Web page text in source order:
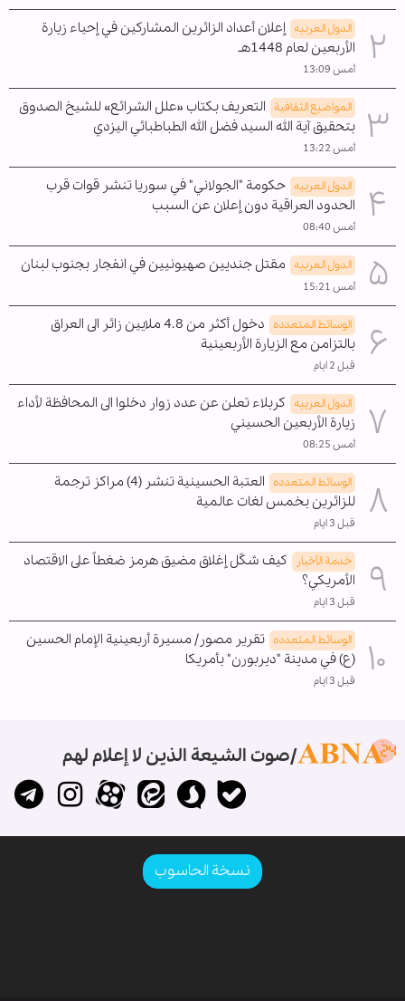
الدول العربیه إعلان أعداد الزائرين المشاركين في إحياء زيارة
الأربعين لعام 1448هـ
أمس 13:09
المواضیع الثقافية التعريف بكتاب «علل الشرائع» للشيخ الصدوق
بتحقيق آية الله السيد فضل الله الطباطبائي اليزدي
أمس 13:22
الدول العربیه حكومة "الجولاني" في سوريا تنشر قوات قرب
الحدود العراقية دون إعلان عن السبب
أمس 08:40
الدول العربیه مقتل جنديين صهيونيين في انفجار بجنوب لبنان
أمس 15:21
الوسائط المتعدده
دخول أكثر من 4.8 ملايين زائر الى العراق
بالتزامن مع الزيارة الأربعينية
قبل 2 ايام
الدول العربیه كربلاء تعلن عن عدد زوار دخلوا الى المحافظة لأداء
زيارة الأربعين الحسيني
أمس 08:25
الوسائط المتعدده
العتبة الحسينية تنشر (4) مراكز ترجمة
للزائرين بخمس لغات عالمية
قبل 3 ايام
خدمة الأخبار
كيف شكّل إغلاق مضيق هرمز ضغطاً على الاقتصاد
الأمريكي؟
قبل 3 ايام
الوسائط المتعدده تقرير مصور/ مسيرة أربعينية الإمام الحسين
(ع) في مدينة "ديربورن" بأمريكا
قبل 3 ايام
صوت الشيعة الذين لا إعلام لهم
نسخة الحاسوب